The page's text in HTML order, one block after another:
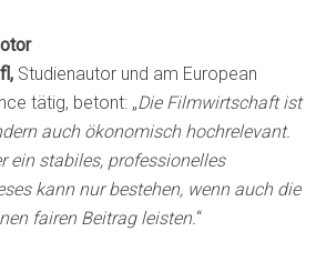
Studienautor und am European
tätig, betont: „Die Filmwirtschaft ist
auch ökonomisch hochrelevant.
ein stabiles, professionelles
kann nur bestehen, wenn auch die
fairen Beitrag leisten. “